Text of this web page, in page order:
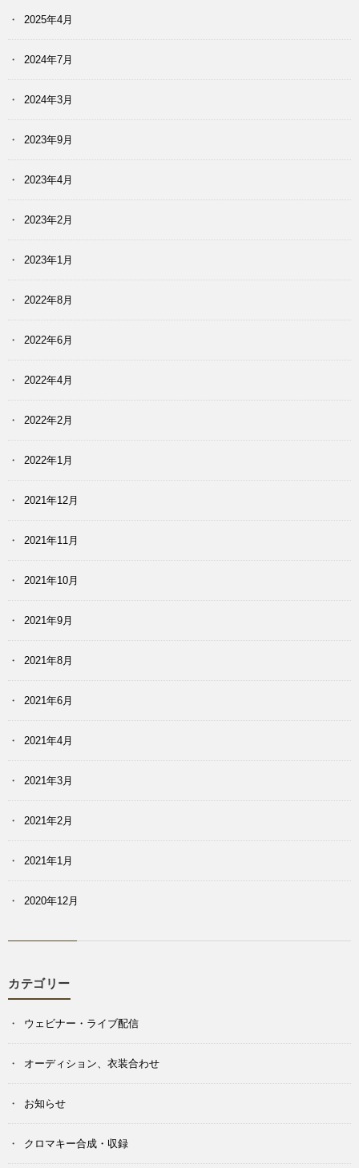
2025年4月
2024年7月
2024年3月
2023年9月
2023年4月
2023年2月
2023年1月
2022年8月
2022年6月
2022年4月
2022年2月
2022年1月
2021年12月
2021年11月
2021年10月
2021年9月
2021年8月
2021年6月
2021年4月
2021年3月
2021年2月
2021年1月
2020年12月
カテゴリー
ウェビナー・ライブ配信
オーディション、衣装合わせ
お知らせ
クロマキー合成・収録